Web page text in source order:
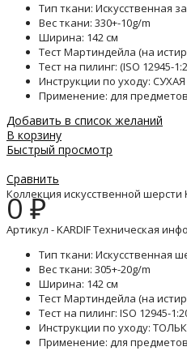
Тип ткани: Искусственная
Вес ткани: 330+-10g/m
Ширина: 142 см
Тест Мартиндейла (на
Тест на пилинг: (ISO 12945-
Инструкции по уходу:
Применение: для
Добавить в список желаний
В корзину
Быстрый просмотр
Сравнить
Коллекция искусственной шерсти
0₽
Артикул - KARDIF Техническая
Тип ткани: Искусственная
Вес ткани: 305+-20g/m
Ширина: 142 см
Тест Мартиндейла (на
Тест на пилинг: ISO 12945-
Инструкции по уходу:
Применение: для